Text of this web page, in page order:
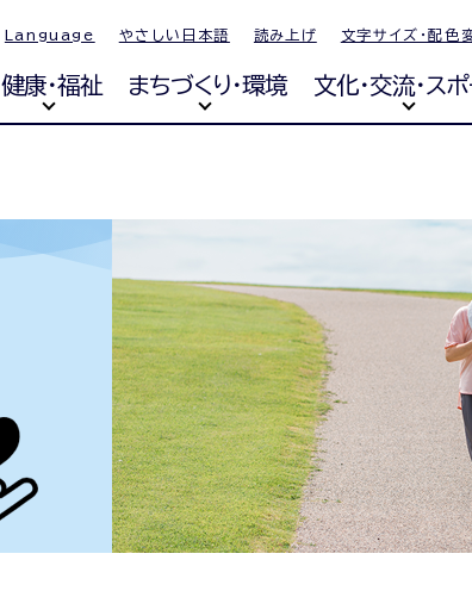
Language やさしい日本語 読み上げ 文字サイズ・配色
健康・福祉 まちづくり・環境 文化・交流・ス